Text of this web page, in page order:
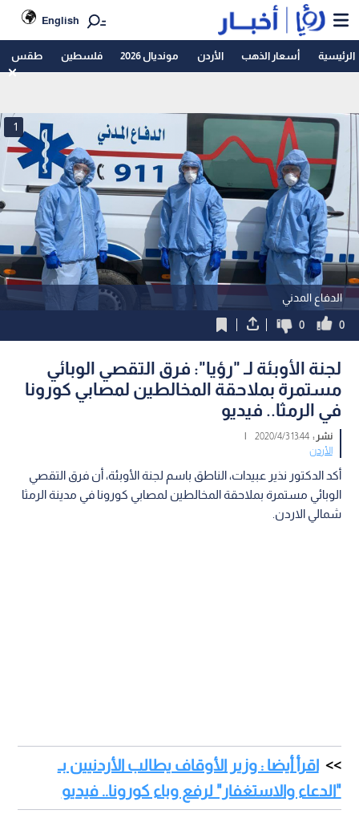
English
الرئيسية أسعار الذهب الأردن مونديال 2026 فلسطين طقس
الدفاع المدني
1
0
0
لجنة الأوبئة لـ "رؤيا": فرق التقصي الوبائي
مستمرة بملاحقة المخالطين لمصابي كورونا
في الرمثا.. فيديو
نشر :13:44 2020/4/3
|
الأردن
أكد الدكتور نذير عبيدات، الناطق باسم لجنة الأوبئة، أن فرق التقصي
الوبائي مستمرة بملاحقة المخالطين لمصابي كورونا في مدينة الرمثا
شمالي الاردن.
اقرأ أيضا : وزير الأوقاف يطالب الأردنيين بـ
"الدعاء والاستغفار" لرفع وباء كورونا.. فيديو